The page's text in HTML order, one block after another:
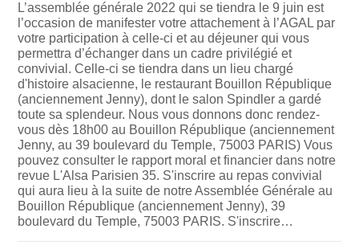
L’assemblée générale 2022 qui se tiendra le 9 juin est
l’occasion de manifester votre attachement à l’AGAL par
votre participation à celle-ci et au déjeuner qui vous
permettra d’échanger dans un cadre privilégié et
convivial. Celle-ci se tiendra dans un lieu chargé
d'histoire alsacienne, le restaurant Bouillon République
(anciennement Jenny), dont le salon Spindler a gardé
toute sa splendeur. Nous vous donnons donc rendez-
vous dès 18h00 au Bouillon République (anciennement
Jenny, au 39 boulevard du Temple, 75003 PARIS) Vous
pouvez consulter le rapport moral et financier dans notre
revue L'Alsa Parisien 35. S'inscrire au repas convivial
qui aura lieu à la suite de notre Assemblée Générale au
Bouillon République (anciennement Jenny), 39
boulevard du Temple, 75003 PARIS. S'inscrire…